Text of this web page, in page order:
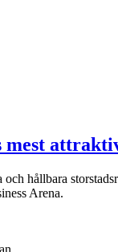
hållbara
Arena.